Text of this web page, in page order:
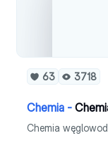
63 3718
Chemia -
Chemia